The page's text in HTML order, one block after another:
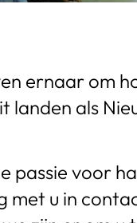
ernaar om
landen als
passie voor
met u in